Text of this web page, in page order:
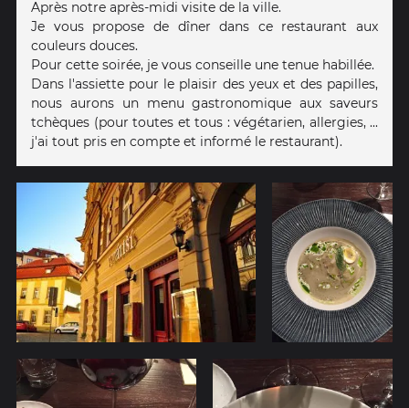
Après notre après-midi visite de la ville.
Je vous propose de dîner dans ce restaurant aux
couleurs douces.
Pour cette soirée, je vous conseille une tenue habillée.
Dans l'assiette pour le plaisir des yeux et des papilles,
nous aurons un menu gastronomique aux saveurs
tchèques (pour toutes et tous : végétarien, allergies, ...
j'ai tout pris en compte et informé le restaurant).